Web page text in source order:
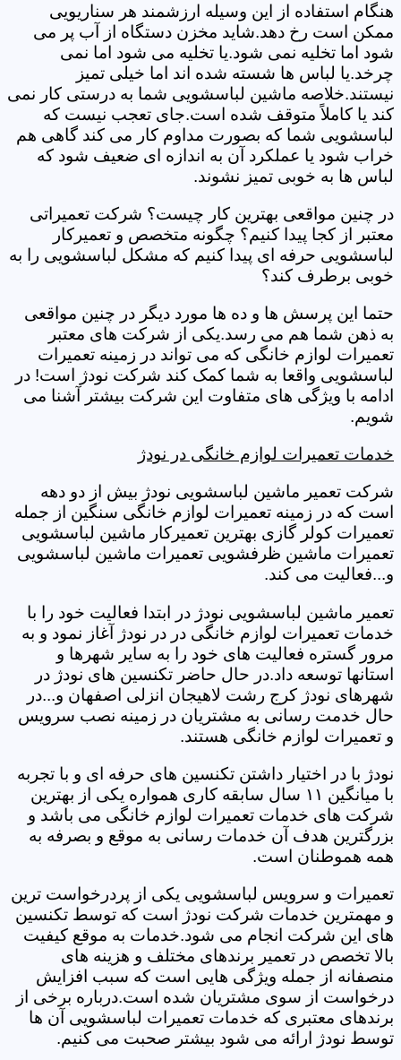
هنگام استفاده از این وسیله ارزشمند هر سناریویی
ممکن است رخ دهد.شاید مخزن دستگاه از آب پر می
شود اما تخلیه نمی شود.یا تخلیه می شود اما نمی
چرخد.یا لباس ها شسته شده اند اما خیلی تمیز
نیستند.خلاصه ماشین لباسشویی شما به درستی کار نمی
کند یا کاملاً متوقف شده است.جای تعجب نیست که
لباسشویی شما که بصورت مداوم کار می کند گاهی هم
خراب شود یا عملکرد آن به اندازه ای ضعیف شود که
لباس ها به خوبی تمیز نشوند.
در چنین مواقعی بهترین کار چیست؟ شرکت تعمیراتی
معتبر از کجا پیدا کنیم؟ چگونه متخصص و تعمیرکار
لباسشویی حرفه ای پیدا کنیم که مشکل لباسشویی را به
خوبی برطرف کند؟
حتما این پرسش ها و ده ها مورد دیگر در چنین مواقعی
به ذهن شما هم می رسد.یکی از شرکت های معتبر
تعمیرات لوازم خانگی که می تواند در زمینه تعمیرات
لباسشویی واقعا به شما کمک کند شرکت نودژ است! در
ادامه با ویژگی های متفاوت این شرکت بیشتر آشنا می
شویم.
خدمات تعمیرات لوازم خانگی در نودژ
شرکت تعمیر ماشین لباسشویی نودژ بیش از دو دهه
است که در زمینه تعمیرات لوازم خانگی سنگین از جمله
تعمیرات کولر گازی بهترین تعمیرکار ماشین لباسشویی
تعمیرات ماشین ظرفشویی تعمیرات ماشین لباسشویی
و...فعالیت می کند.
تعمیر ماشین لباسشویی نودژ در ابتدا فعالیت خود را با
خدمات تعمیرات لوازم خانگی در در نودژ آغاز نمود و به
مرور گستره فعالیت های خود را به سایر شهرها و
استانها توسعه داد.در حال حاضر تکنسین های نودژ در
شهرهای نودژ کرج رشت لاهیجان انزلی اصفهان و...در
حال خدمت رسانی به مشتریان در زمینه نصب سرویس
و تعمیرات لوازم خانگی هستند.
نودژ با در اختیار داشتن تکنسین های حرفه ای و با تجربه
با میانگین ۱۱ سال سابقه کاری همواره یکی از بهترین
شرکت های خدمات تعمیرات لوازم خانگی می باشد و
بزرگترین هدف آن خدمات رسانی به موقع و بصرفه به
همه هموطنان است.
تعمیرات و سرویس لباسشویی یکی از پردرخواست ترین
و مهمترین خدمات شرکت نودژ است که توسط تکنسین
های این شرکت انجام می شود.خدمات به موقع کیفیت
بالا تخصص در تعمیر برندهای مختلف و هزینه های
منصفانه از جمله ویژگی هایی است که سبب افزایش
درخواست از سوی مشتریان شده است.درباره برخی از
برندهای معتبری که خدمات تعمیرات لباسشویی آن ها
توسط نودژ ارائه می شود بیشتر صحبت می کنیم.